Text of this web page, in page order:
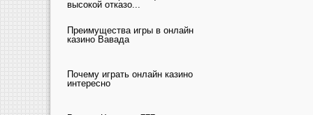
высокой отказо...
Преимущества игры в онлайн
казино Вавада
Почему играть онлайн казино
интересно